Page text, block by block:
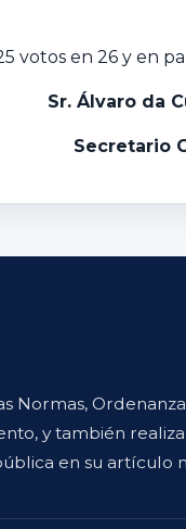
votos en 26 y en
Sr. Álvaro da
Secretario
y también
en su artículo